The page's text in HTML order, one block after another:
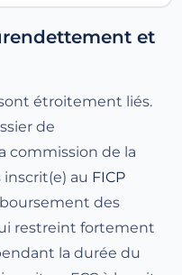
et
étroitement liés.
de
commission de la
inscrit(e) au FICP
des
restreint fortement
la durée du